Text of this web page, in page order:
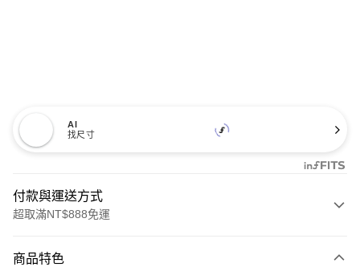
AI
找尺寸
付款與運送方式
超取滿NT$888免運
信用卡一次付款
商品特色